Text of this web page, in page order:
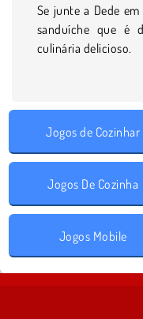
Se junte a Dede
sanduíche que é
culinária delicioso.
Jogos de Cozinhar
Jogos De Cozinha
Jogos Mobile